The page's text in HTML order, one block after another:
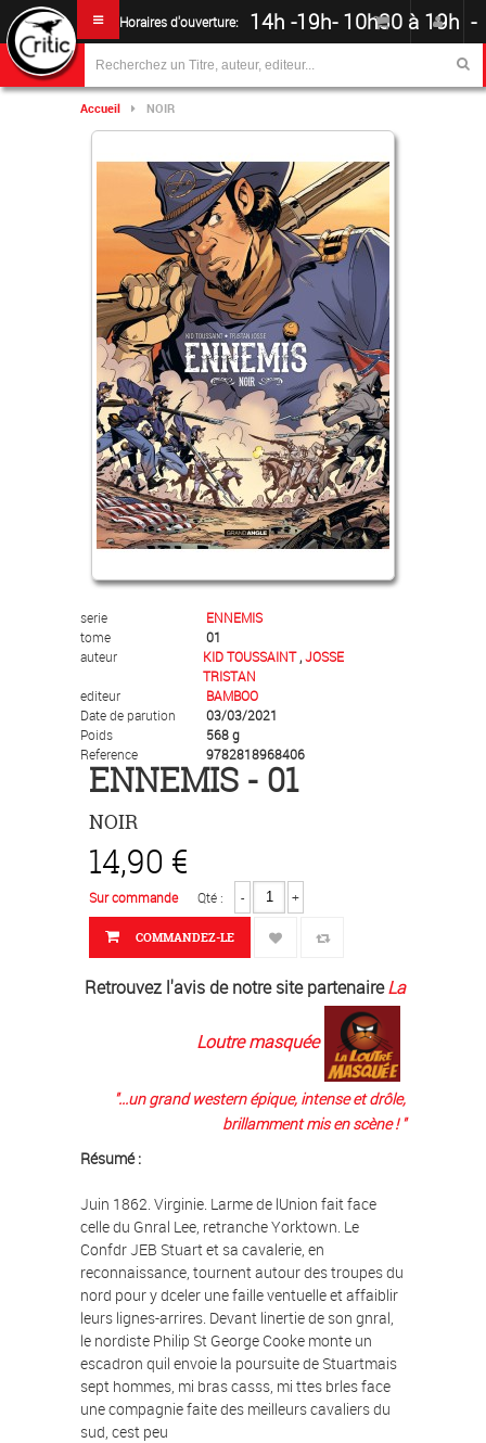
Horaires d'ouverture: 14h -19h- 10h30 à 19h -
Accueil NOIR
serie
ENNEMIS
tome
01
auteur
KID TOUSSAINT,JOSSE
TRISTAN
editeur
BAMBOO
Date de parution
03/03/2021
Poids
568 g
Reference
9782818968406
ENNEMIS - 01
NOIR
14,90 €
Sur commande Qté : - +
COMMANDEZ-LE
Retrouvez l'avis de notre site partenaireLa
Loutre masquée
"...un grand western épique, intense et drôle,
brillamment mis en scène !"
Résumé :
Juin 1862. Virginie. Larme de lUnion fait face
celle du Gnral Lee, retranche Yorktown. Le
Confdr JEB Stuart et sa cavalerie, en
reconnaissance, tournent autour des troupes du
nord pour y dceler une faille ventuelle et affaiblir
leurs lignes-arrires. Devant linertie de son gnral,
le nordiste Philip St George Cooke monte un
escadron quil envoie la poursuite de Stuartmais
sept hommes, mi bras casss, mi ttes brles face
une compagnie faite des meilleurs cavaliers du
sud, cest peu